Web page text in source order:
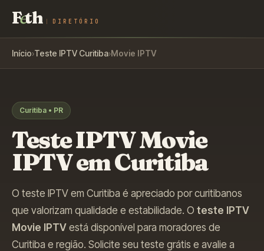
Feth DIRETÓRIO
Início›Teste IPTV Curitiba›Movie IPTV
Curitiba • PR
Teste IPTVMovie
IPTVemCuritiba
O teste IPTV em Curitiba é apreciado por curitibanos
que valorizam qualidade e estabilidade. O teste IPTV
Movie IPTV está disponível para moradores de
Curitiba e região. Solicite seu teste grátis e avalie a